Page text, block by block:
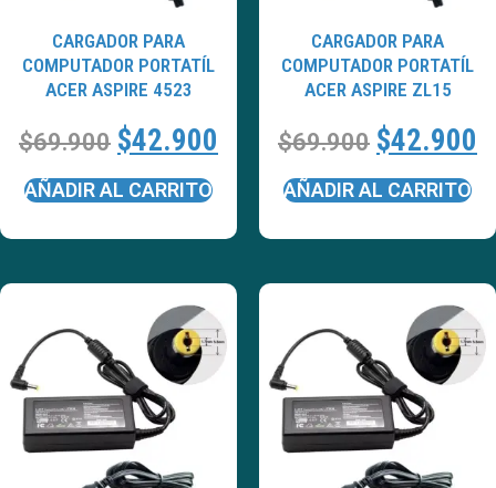
CARGADOR PARA
COMPUTADOR PORTATÍL
ACER ASPIRE 4523
$69.900 $42.900
AÑADIR AL CARRITO
CARGADOR PARA
COMPUTADOR PORTATÍL
ACER ASPIRE ZL15
$69.900 $42.900
AÑADIR AL CARRITO